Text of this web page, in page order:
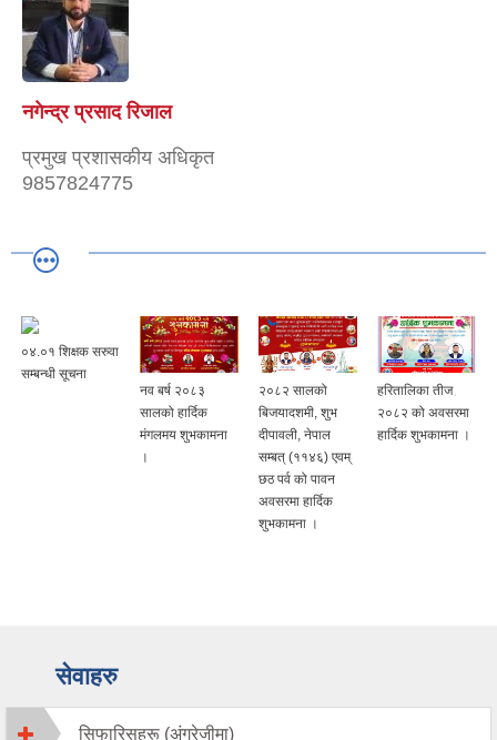
नगेन्द्र प्रसाद रिजाल
प्रमुख प्रशासकीय अधिकृत
9857824775
०४.०१ शिक्षक सरुवा
सम्बन्धी सूचना
नव बर्ष २०८३
सालको हार्दिक
मंगलमय शुभकामना
।
२०८२ सालको
बिजयादशमी, शुभ
दीपावली, नेपाल
सम्बत् (११४६) एवम्
छठ पर्व को पावन
अवसरमा हार्दिक
शुभकामना ।
हरितालिका तीज,
२०८२ को अवसरमा
हार्दिक शुभकामना ।
सेवाहरु
सिफारिसहरू (अंग्रेजीमा)